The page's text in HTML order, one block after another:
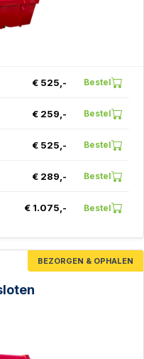
€ 525,- Bestel
€ 259,- Bestel
€ 525,- Bestel
€ 289,- Bestel
€ 1.075,- Bestel
BEZORGEN & OPHALEN